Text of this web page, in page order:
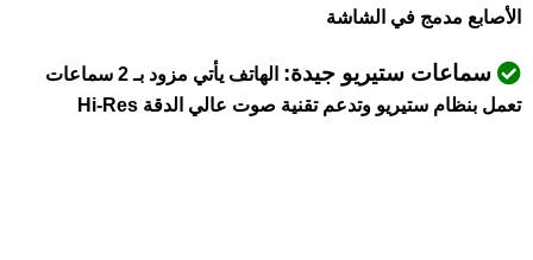
الأصابع مدمج في الشاشة
سماعات ستيريو جيدة:
الهاتف يأتي مزود بـ 2 سماعات
تعمل بنظام ستيريو وتدعم تقنية صوت عالي الدقة Hi-Res